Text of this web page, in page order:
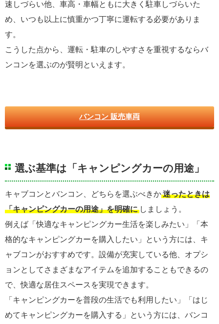
速しづらい他、車高・車幅ともに大きく駐車しづらいた
め、いつも以上に慎重かつ丁寧に運転する必要がありま
す。
こうした点から、運転・駐車のしやすさを重視するならバ
ンコンを選ぶのが賢明といえます。
バンコン 販売車両
選ぶ基準は「キャンピングカーの用途」
キャブコンとバンコン、どちらを選ぶべきか迷ったときは
「キャンピングカーの用途」を明確に しましょう。
例えば「快適なキャンピングカー生活を楽しみたい」「本
格的なキャンピングカーを購入したい」という方には、キ
ャブコンがおすすめです。設備が充実している他、オプシ
ョンとしてさまざまなアイテムを追加することもできるの
で、快適な居住スペースを実現できます。
「キャンピングカーを普段の生活でも利用したい」「はじ
めてキャンピングカーを購入する」という方には、バンコ